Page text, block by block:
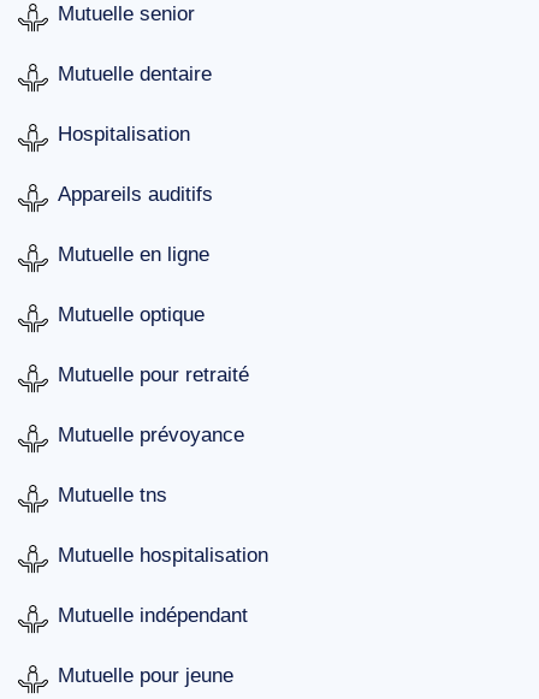
Mutuelle senior
Mutuelle dentaire
Hospitalisation
Appareils auditifs
Mutuelle en ligne
Mutuelle optique
Mutuelle pour retraité
Mutuelle prévoyance
Mutuelle tns
Mutuelle hospitalisation
Mutuelle indépendant
Mutuelle pour jeune